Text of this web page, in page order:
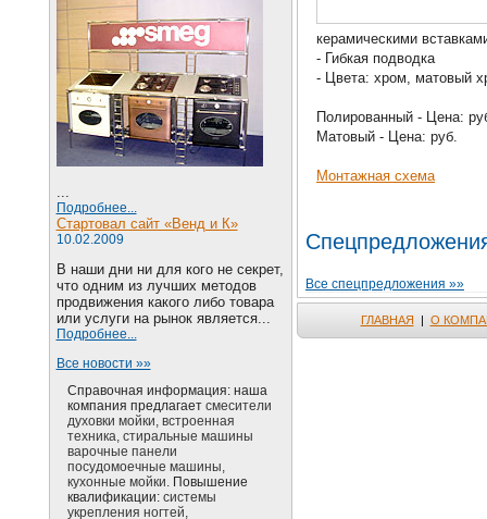
...
Подробнее...
Стартовал сайт «Венд и К»
10.02.2009
В наши дни ни для кого не секрет,
что одним из лучших методов
продвижения какого либо товара
или услуги на рынок является...
Подробнее...
Все новости »»
Справочная информация: наша
компания предлагает смесители
духовки мойки, встроенная
техника, стиральные машины
варочные панели
посудомоечные машины,
кухонные мойки.Повышение
квалификации: системы
укрепления ногтей,
керамическими
- Гибкая подводка
- Цвета: хром, матовый
Полированный - Цена:
Матовый - Цена: руб.
Монтажная схема
Все спецпредложения »»
ГЛАВНАЯ | О